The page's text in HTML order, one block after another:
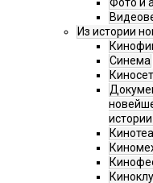
Фото и
Из истории
Синема